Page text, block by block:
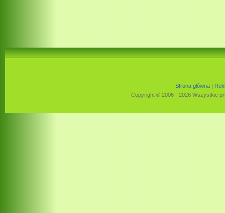
Strona główna|
Copyright © 2006 - 2026 Wszystkie